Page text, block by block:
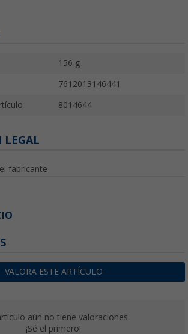
156 g
7612013146441
8014644
LEGAL
fabricante
VALORA ESTE ARTÍCULO
aún no tiene valoraciones.
¡Sé el primero!